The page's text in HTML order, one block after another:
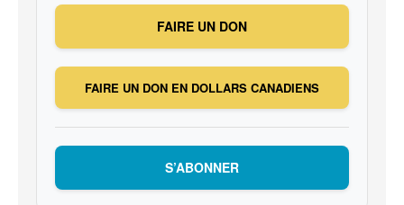
FAIRE UN DON
FAIRE UN DON EN DOLLARS CANADIENS
S’ABONNER